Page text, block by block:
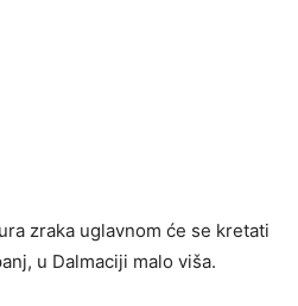
zraka uglavnom će se kretati
u Dalmaciji malo viša.